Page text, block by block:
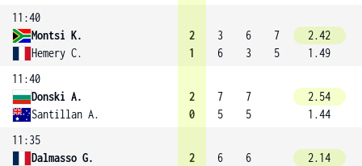
11:40
Montsi K.
Hemery C.
2
1
3
6
6
3
7
5
2.42
1.49
11:40
Donski A.
Santillan A.
2
0
7
5
7
5
2.54
1.44
11:35
Dalmasso G.
2
6
6
2.14